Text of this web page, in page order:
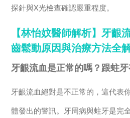
探針與X光檢查確認嚴重程度。
【林怡妏醫師解析】牙齦
齒鬆動原因與治療方法全
牙齦流血是正常的嗎？跟蛀
牙齦流血絕對是不正常的，這代表
體發出的警訊。牙周病與蛀牙是完